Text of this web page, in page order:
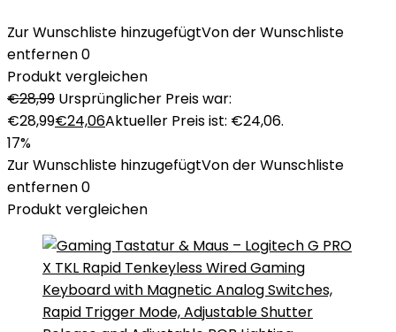
Zur Wunschliste hinzugefügtVon der Wunschliste
entfernen0
Produkt vergleichen
€28,99 Ursprünglicher Preis war:
€28,99€24,06Aktueller Preis ist: €24,06.
17%
Zur Wunschliste hinzugefügtVon der Wunschliste
entfernen0
Produkt vergleichen